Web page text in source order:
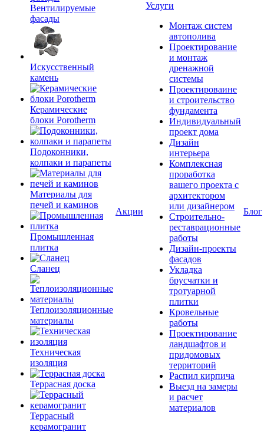
Вентилируемые
фасады
Искусственный
камень
Керамические
блоки Porotherm
Подоконники,
колпаки и парапеты
Материалы для
печей и каминов
Промышленная
плитка
Сланец
Теплоизоляционные
материалы
Техническая
изоляция
Террасная доска
Террасный
керамогранит
Акции
Услуги
Монтаж систем
автополива
Проектирование
и монтаж
дренажной
системы
Проектироваине
и строительство
фундамента
Индивидуальный
проект дома
Дизайн
интерьера
Комплексная
проработка
вашего проекта с
архитектором
или дизайнером
Строительно-
реставрационные
работы
Дизайн-проекты
фасадов
Укладка
брусчатки и
тротуарной
плитки
Кровельные
работы
Проектирование
ландшафтов и
придомовых
территорий
Распил кирпича
Выезд на замеры
и расчет
материалов
Блог